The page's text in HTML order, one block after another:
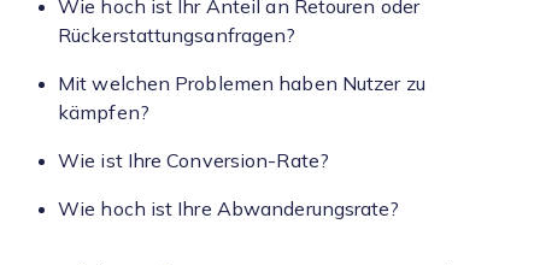
Wie hoch ist Ihr Anteil an Retouren oder
Rückerstattungsanfragen?
Mit welchen Problemen haben Nutzer zu
kämpfen?
Wie ist Ihre Conversion-Rate?
Wie hoch ist Ihre Abwanderungsrate?